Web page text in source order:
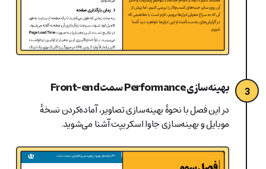
3 بهینه‌سازی Performance سمت Front-end
در این فصل با نحوۀ بهینه‌سازی تصاویر، آماده‌کردن نسخۀ
موبایل و بهینه‌سازی جاوا اسکریپت آشنا می‌شوید.